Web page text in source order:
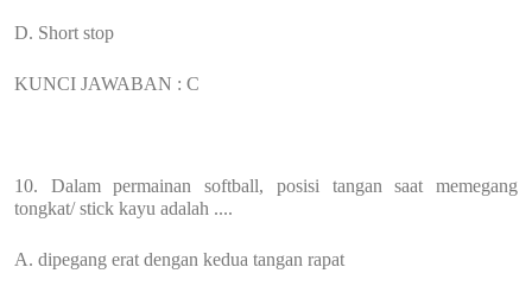
D. Short stop
KUNCI JAWABAN : C
10. Dalam permainan softball, posisi tangan saat memegang
tongkat/ stick kayu adalah ....
A. dipegang erat dengan kedua tangan rapat